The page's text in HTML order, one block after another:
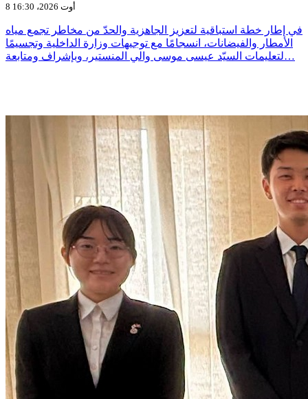
8 أوت 2026، 16:30
في إطار خطة استباقية لتعزيز الجاهزية والحدّ من مخاطر تجمع مياه
الأمطار والفيضانات، انسجامًا مع توجيهات وزارة الداخلية وتجسيمًا
لتعليمات السيّد عيسى موسى والي المنستير، وبإشراف ومتابعة…